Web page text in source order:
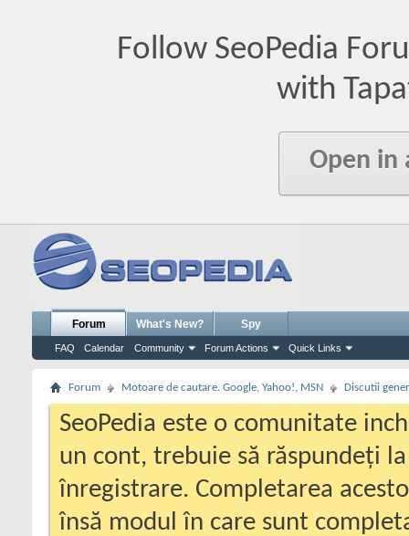
Follow SeoPedia
with
Open in
Forum
FAQ Calendar Community Forum Actions Quick Links
What's New? Spy
Forum Motoare de cautare. Google, Yahoo!, MSN Discutii
SeoPedia este o comunitate
un cont, trebuie să răspundeți
înregistrare. Completarea
însă modul în care sunt